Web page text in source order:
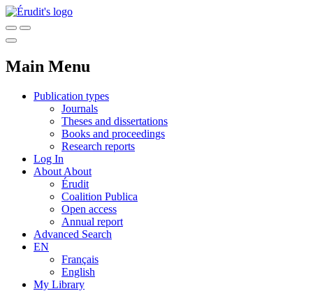
Main Menu
Publication types
Journals
Theses and dissertations
Books and proceedings
Research reports
Log In
About About
Érudit
Coalition Publica
Open access
Annual report
Advanced Search
EN
Français
English
My Library